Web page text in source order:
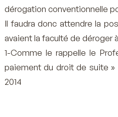
dérogation conventionnelle
Il faudra donc attendre la
avaient la faculté de déroger
1-Comme le rappelle le
paiement du droit de suite »
2014